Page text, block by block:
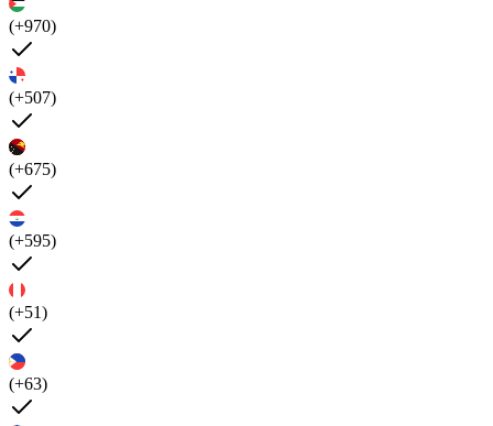
(+970)
(+507)
(+675)
(+595)
(+51)
(+63)